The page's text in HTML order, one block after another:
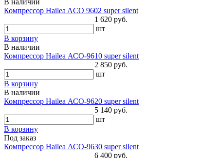
Компрессор Hailea ACO 9602 super silent
1 620 руб.
шт
В корзину
В наличии
Компрессор Hailea АСО-9610 super silent
2 850 руб.
шт
В корзину
В наличии
Компрессор Hailea АСО-9620 super silent
5 140 руб.
шт
В корзину
Под заказ
Компрессор Hailea АСО-9630 super silent
6 400 руб.